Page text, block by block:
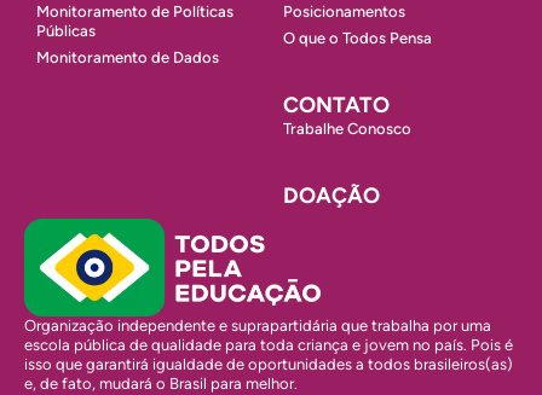
Monitoramento de Políticas
Públicas
Monitoramento de Dados
Posicionamentos
O que o Todos Pensa
CONTATO
Trabalhe Conosco
DOAÇÃO
Organização independente e suprapartidária que trabalha por uma
escola pública de qualidade para toda criança e jovem no país. Pois é
isso que garantirá igualdade de oportunidades a todos brasileiros(as)
e, de fato, mudará o Brasil para melhor.